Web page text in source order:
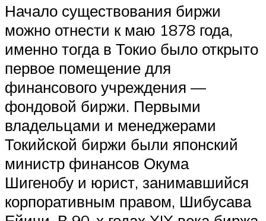
Начало существования биржи
можно отнести к маю 1878 года,
именно тогда в Токио было открыто
первое помещение для
финансового учреждения —
фондовой биржи. Первыми
владельцами и менеджерами
Токийской биржи были японский
министр финансов Окума
Шигенобу и юрист, занимавшийся
корпоративным правом, Шибусава